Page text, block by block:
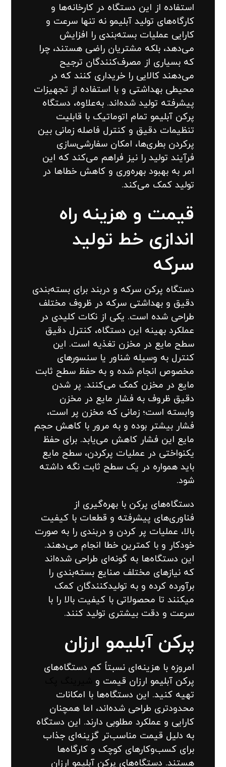
استفاده از این دستگاه در کارخانه‌ها و
کارگاه‌های تولید آبلیمو نه تنها سرعت و
کارایی عملیات بسته‌بندی را افزایش
می‌دهد، بلکه مشتریان راضی هستند، چرا
که بسیاری از مصرف‌کنندگان ترجیح
می‌دهند کالایی را خریداری کنند که در
محیطی بهداشتی و با استفاده از تجهیزات
پیشرفته تولید شده‌اند. به‌علاوه، دستگاه
پرکن آبلیمو تمام اتوماتیک با قابلیت
تنظیمات دقیق و کنترل فاصله زمانی بین
پرکردن بطری‌ها، امکان سفارشی‌سازی
فرآیند تولید را نیز فراهم می‌کند که این
امر به بهبود بهره‌وری و کاهش خطاها در
تولید کمک می‌کند.
قیمت و هزینه راه
اندازی خط تولید
سرکه
دستگاه پرکن سرکه و دربند برای بسته‌بندی
دقیق و بهداشتی سرکه در ظروف مختلف
طراحی شده است. یکی از نکات کلیدی در
عملکرد بهینه این دستگاه، کنترل دقیق
سطح مایع در مخزن تغذیه است. این
کنترل به وسیله شناور یا سنسورهای
مخصوص انجام شده و به حفظ سطح ثابت
مایع در مخزن کمک می‌کنند. پر شدن
دقیق ظروف به فشار مایع در مخزن
وابسته است؛ زمانی که مخزن پر است،
فشار بیشتر بوده و به مرور با کاهش حجم
مایع این فشار کاهش می‌یابد. برای حفظ
یکنواختی در عملیات پرکردن، سطح مایع
باید همواره در یک سطح ثابت نگه داشته
شود.
دستگاه‌های پرکن با بهره‌گیری از
فناوری‌های پیشرفته و قطعات با کیفیت
بالا، عملیات پر کردن و دربندی را به صورت
خودکار و با کمترین خطا انجام می‌دهند.
این دستگاه‌ها به گونه‌ای طراحی شده‌اند
که نیازهای مختلف صنایع بسته‌بندی را
برآورده کرده و به تولیدکنندگان کمک
میکنند تا محصولاتی با کیفیت بالا را با
سرعت و دقت بیشتری تولید کنند.
پرکن آبلیمو ارزان
امروزه با هزینه‌ای نسبتاً کم دستگاه‌های
پرکن آبلیمو ارزان قیمت و
تهیه کنید. این دستگاه‌ها با امکانات
محدودتری طراحی شده‌اند، اما همچنان
کارایی و عملکرد مطلوبی دارند. این دستگاه
به دلیل قیمت مناسب‌تر گزینه‌ای جذاب
برای کسب‌وکارهای کوچک و کارگاه‌ها
هستند. دستگاه‌های پرکن آبلیمو ارزان